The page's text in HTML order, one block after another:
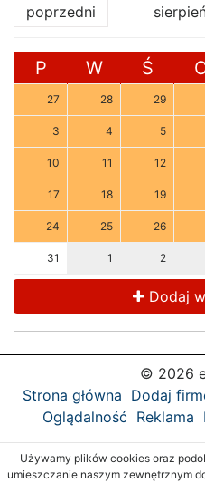
poprzedni
P W Ś
27 28 29
3 4 5
10 11 12
17 18 19
24 25 26
31 1 2
Dodaj
© 2026
Strona główna Dodaj
Oglądalność Reklama
Używamy plików cookies oraz
umieszczanie naszym zewnętrznym